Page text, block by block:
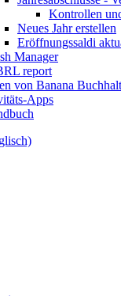
Kontrollen
Neues Jahr erstellen
Eröffnungssaldi
Manager
report
von Banana
Apps